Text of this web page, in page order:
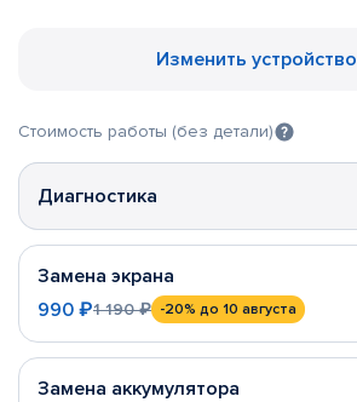
Изменить устройство
Стоимость работы (без детали)
Диагностика
Замена экрана
990 ₽1 190 ₽ -20% до 10 августа
Замена аккумулятора